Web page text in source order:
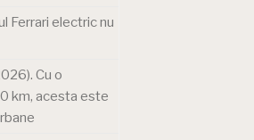
Ferrari electric nu
Cu o
km, acesta este